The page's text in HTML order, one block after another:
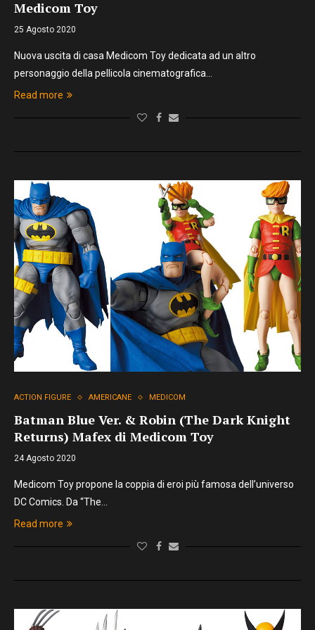
Medicom Toy
25 Agosto 2020
Nuova uscita di casa Medicom Toy dedicata ad un altro
personaggio della pellicola cinematografica…
Read more
ACTION FIGURE AMERICANE MEDICOM
Batman Blue Ver. & Robin (The Dark Knight
Returns) Mafex di Medicom Toy
24 Agosto 2020
Medicom Toy propone la coppia di eroi più famosa dell’universo
DC Comics. Da “The…
Read more